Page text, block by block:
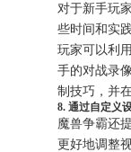
对于新手玩
些时间和实
玩家可以利
手的对战录
制技巧，并
8. 通过自定义
魔兽争霸还
更好地调整